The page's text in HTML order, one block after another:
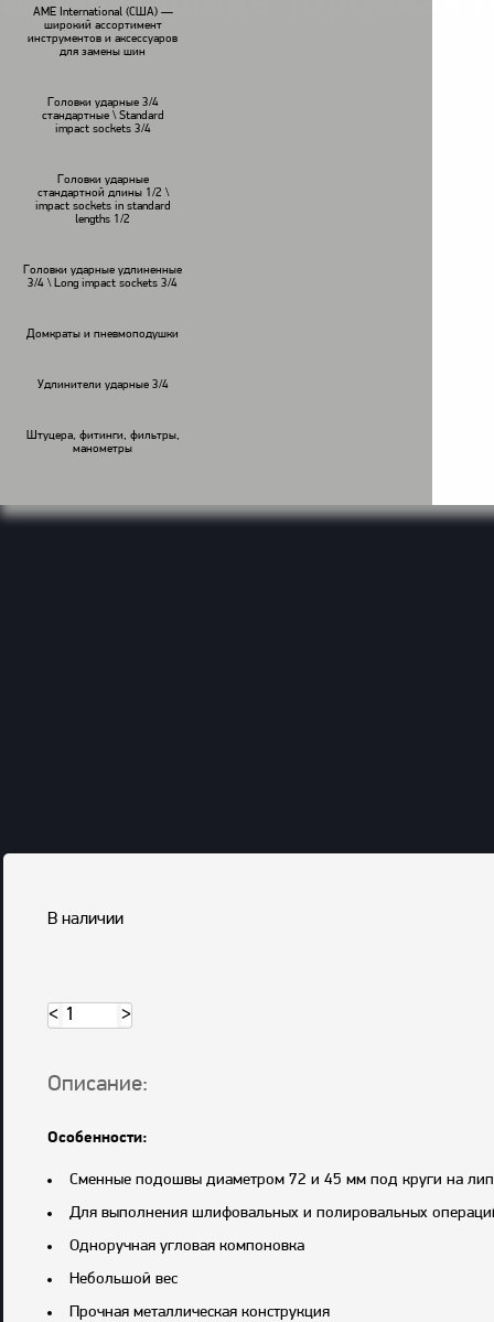
AME International (США) —
широкий ассортимент
инструментов и аксессуаров
для замены шин
Головки ударные 3/4
стандартные \ Standard
impact sockets 3/4
Головки ударные
стандартной длины 1/2 \
impact sockets in standard
lengths 1/2
Головки ударные удлиненные
3/4 \ Long impact sockets 3/4
Домкраты и пневмоподушки
Удлинители ударные 3/4
Штуцера, фитинги, фильтры,
манометры
В наличии
< >
Описание:
Особенности:
Сменные подошвы диаметром 72 и 45 мм под круги на
Для выполнения шлифовальных и полировальных
Одноручная угловая компоновка
Небольшой вес
Прочная металлическая конструкция